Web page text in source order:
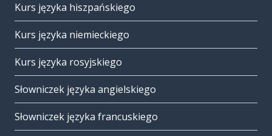
Kurs języka hiszpańskiego
Kurs języka niemieckiego
Kurs języka rosyjskiego
Słowniczek języka angielskiego
Słowniczek języka francuskiego